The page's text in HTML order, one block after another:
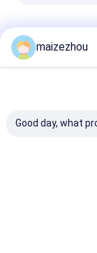
Superfine
v de mixer
maizezhou
Good day, what